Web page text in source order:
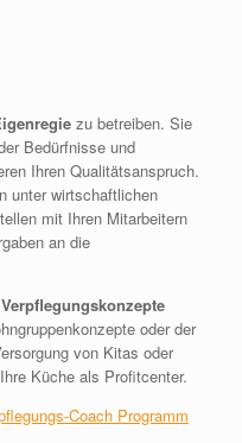
zu betreiben. Sie
Bedürfnisse und
Ihren Qualitätsanspruch.
unter wirtschaftlichen
mit Ihren Mitarbeitern
an die
Verpflegungskonzepte
oder der
von Kitas oder
Küche als Profitcenter.
Coach Programm